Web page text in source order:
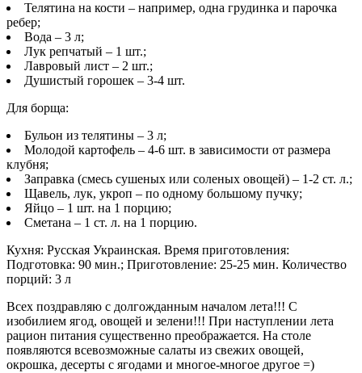
Телятина на кости – например, одна грудинка и парочка
ребер;
Вода – 3 л;
Лук репчатый – 1 шт.;
Лавровый лист – 2 шт.;
Душистый горошек – 3-4 шт.
Для борща:
Бульон из телятины – 3 л;
Молодой картофель – 4-6 шт. в зависимости от размера
клубня;
Заправка (смесь сушеных или соленых овощей) – 1-2 ст. л.;
Щавель, лук, укроп – по одному большому пучку;
Яйцо – 1 шт. на 1 порцию;
Сметана ­­– 1 ст. л. на 1 порцию.
Кухня: Русская Украинская. Время приготовления:
Подготовка: 90 мин.; Приготовление: 25-25 мин. Количество
порций: 3 л
Всех поздравляю с долгожданным началом лета!!! С
изобилием ягод, овощей и зелени!!! При наступлении лета
рацион питания существенно преображается. На столе
появляются всевозможные салаты из свежих овощей,
окрошка, десерты с ягодами и многое-многое другое =)